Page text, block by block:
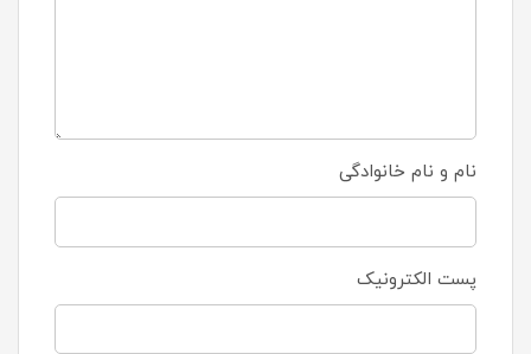
نام و نام خانوادگی
پست الکترونیک